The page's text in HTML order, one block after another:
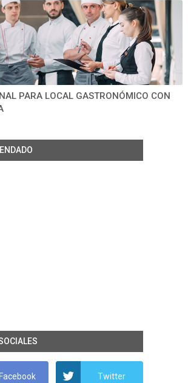
PARA LOCAL GASTRONÓMICO CON
Facebook Twitter